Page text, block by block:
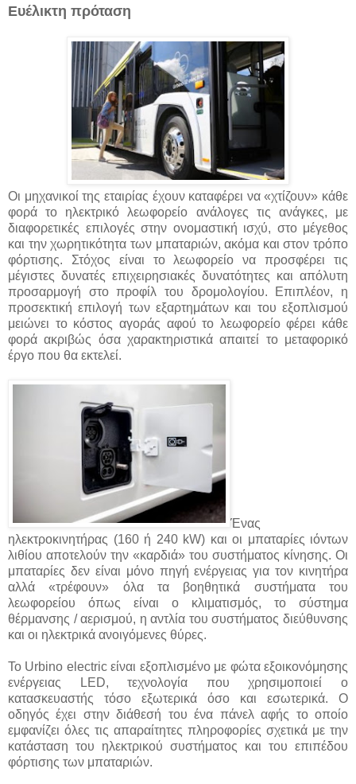
Ευέλικτη πρόταση
Οι μηχανικοί της εταιρίας έχουν καταφέρει να «χτίζουν» κάθε
φορά το ηλεκτρικό λεωφορείο ανάλογες τις ανάγκες, με
διαφορετικές επιλογές στην ονομαστική ισχύ, στο μέγεθος
και την χωρητικότητα των μπαταριών, ακόμα και στον τρόπο
φόρτισης. Στόχος είναι το λεωφορείο να προσφέρει τις
μέγιστες δυνατές επιχειρησιακές δυνατότητες και απόλυτη
προσαρμογή στο προφίλ του δρομολογίου. Επιπλέον, η
προσεκτική επιλογή των εξαρτημάτων και του εξοπλισμού
μειώνει το κόστος αγοράς αφού το λεωφορείο φέρει κάθε
φορά ακριβώς όσα χαρακτηριστικά απαιτεί το μεταφορικό
έργο που θα εκτελεί.
Ένας
ηλεκτροκινητήρας (160 ή 240 kW) και οι μπαταρίες ιόντων
λιθίου αποτελούν την «καρδιά» του συστήματος κίνησης. Οι
μπαταρίες δεν είναι μόνο πηγή ενέργειας για τον κινητήρα
αλλά «τρέφουν» όλα τα βοηθητικά συστήματα του
λεωφορείου όπως είναι ο κλιματισμός, το σύστημα
θέρμανσης / αερισμού, η αντλία του συστήματος διεύθυνσης
και οι ηλεκτρικά ανοιγόμενες θύρες.
Το Urbino electric είναι εξοπλισμένο με φώτα εξοικονόμησης
ενέργειας LED, τεχνολογία που χρησιμοποιεί ο
κατασκευαστής τόσο εξωτερικά όσο και εσωτερικά. Ο
οδηγός έχει στην διάθεσή του ένα πάνελ αφής το οποίο
εμφανίζει όλες τις απαραίτητες πληροφορίες σχετικά με την
κατάσταση του ηλεκτρικού συστήματος και του επιπέδου
φόρτισης των μπαταριών.